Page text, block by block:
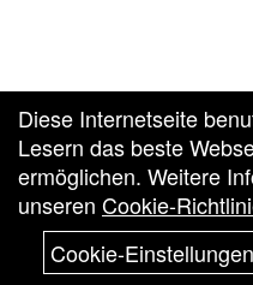
Diese Internetseite
Lesern das beste
ermöglichen. Weitere
unseren Cookie-
Cookie-Einstellungen